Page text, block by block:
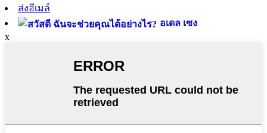
ส่งอีเมล์
อเดล เซง
x